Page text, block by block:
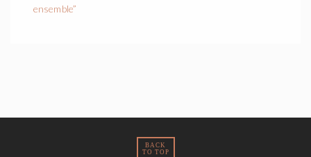
ensemble”
BACK
TO TOP